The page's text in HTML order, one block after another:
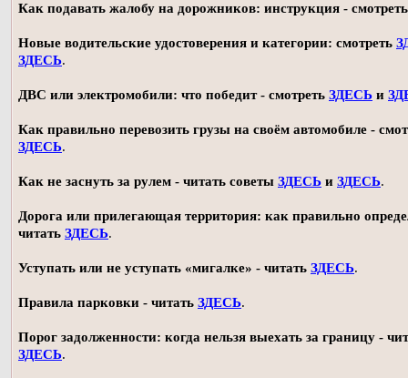
Как подавать жалобу на дорожников: инструкция -
Новые водительские удостоверения и категории: смотреть
ЗДЕСЬ.
ДВС или электромобили: что победит - смотреть ЗДЕСЬ и
Как правильно перевозить грузы на своём автомобиле -
ЗДЕСЬ.
Как не заснуть за рулем - читать советы ЗДЕСЬ и ЗДЕСЬ.
Дорога или прилегающая территория: как правильно
читать ЗДЕСЬ.
Уступать или не уступать «мигалке» - читать ЗДЕСЬ.
Правила парковки - читать ЗДЕСЬ.
Порог задолженности: когда нельзя выехать за границу -
ЗДЕСЬ.